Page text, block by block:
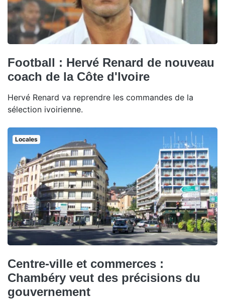
Football : Hervé Renard de nouveau
coach de la Côte d'Ivoire
Hervé Renard va reprendre les commandes de la
sélection ivoirienne.
Locales
Centre-ville et commerces :
Chambéry veut des précisions du
gouvernement